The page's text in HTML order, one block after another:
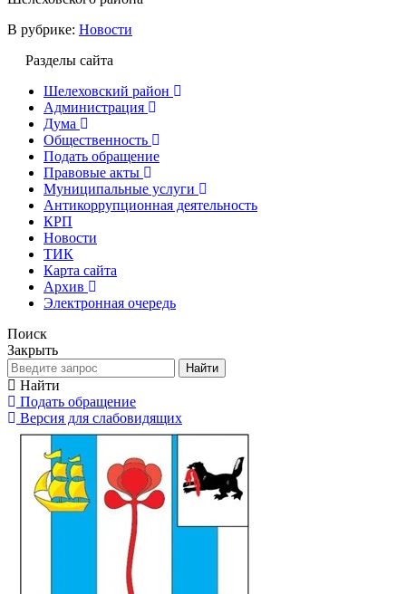
В рубрике: Новости
Разделы сайта
Шелеховский район
Администрация
Дума
Общественность
Подать обращение
Правовые акты
Муниципальные услуги
Антикоррупционная деятельность
КРП
Новости
ТИК
Карта сайта
Архив
Электронная очередь
Поиск
Закрыть
Найти
Найти
Подать обращение
Версия для слабовидящих